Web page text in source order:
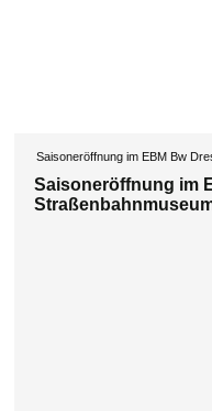
Saisoneröffnung im EBM Bw
Saisoneröffnung im